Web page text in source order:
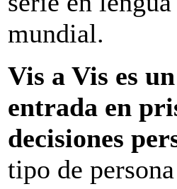
mundial.
Vis a Vis es
entrada en
decisiones
tipo de